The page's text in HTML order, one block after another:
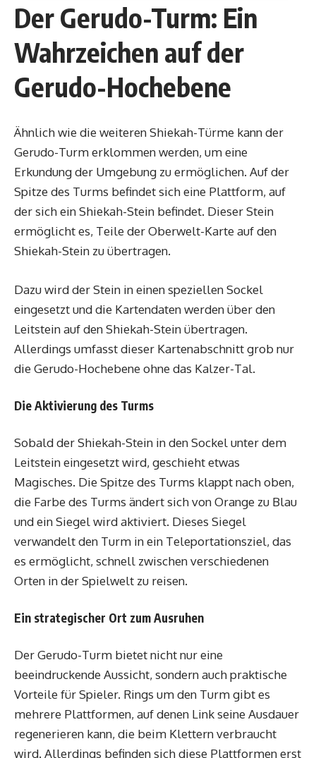
Der Gerudo-Turm: Ein
Wahrzeichen auf der
Gerudo-Hochebene
Ähnlich wie die weiteren Shiekah-Türme kann der
Gerudo-Turm erklommen werden, um eine
Erkundung der Umgebung zu ermöglichen. Auf der
Spitze des Turms befindet sich eine Plattform, auf
der sich ein Shiekah-Stein befindet. Dieser Stein
ermöglicht es, Teile der Oberwelt-Karte auf den
Shiekah-Stein zu übertragen.
Dazu wird der Stein in einen speziellen Sockel
eingesetzt und die Kartendaten werden über den
Leitstein auf den Shiekah-Stein übertragen.
Allerdings umfasst dieser Kartenabschnitt grob nur
die Gerudo-Hochebene ohne das Kalzer-Tal.
Die Aktivierung des Turms
Sobald der Shiekah-Stein in den Sockel unter dem
Leitstein eingesetzt wird, geschieht etwas
Magisches. Die Spitze des Turms klappt nach oben,
die Farbe des Turms ändert sich von Orange zu Blau
und ein Siegel wird aktiviert. Dieses Siegel
verwandelt den Turm in ein Teleportationsziel, das
es ermöglicht, schnell zwischen verschiedenen
Orten in der Spielwelt zu reisen.
Ein strategischer Ort zum Ausruhen
Der Gerudo-Turm bietet nicht nur eine
beeindruckende Aussicht, sondern auch praktische
Vorteile für Spieler. Rings um den Turm gibt es
mehrere Plattformen, auf denen Link seine Ausdauer
regenerieren kann, die beim Klettern verbraucht
wird. Allerdings befinden sich diese Plattformen erst